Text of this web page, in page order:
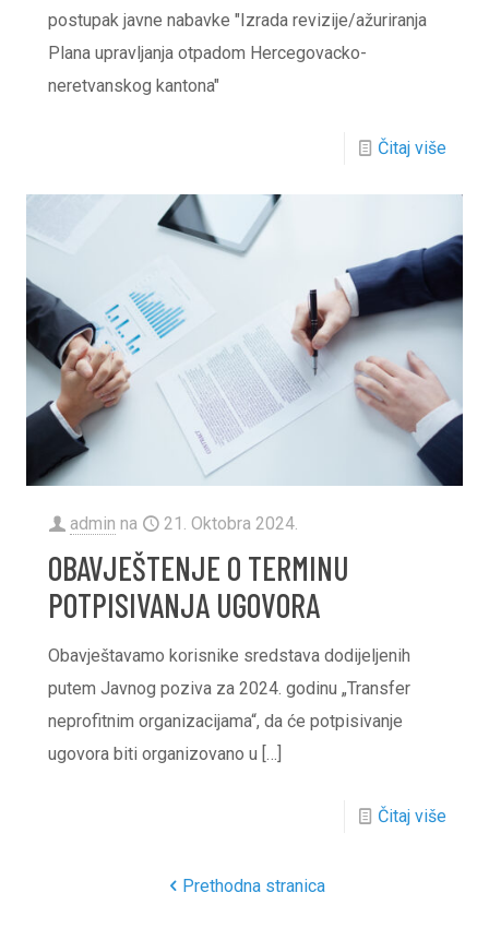
postupak javne nabavke "Izrada revizije/ažuriranja
Plana upravljanja otpadom Hercegovacko-
neretvanskog kantona"
Čitaj više
admin na 21. Oktobra 2024.
OBAVJEŠTENJE O TERMINU
POTPISIVANJA UGOVORA
Obavještavamo korisnike sredstava dodijeljenih
putem Javnog poziva za 2024. godinu „Transfer
neprofitnim organizacijama“, da će potpisivanje
ugovora biti organizovano u […]
Čitaj više
Prethodna stranica